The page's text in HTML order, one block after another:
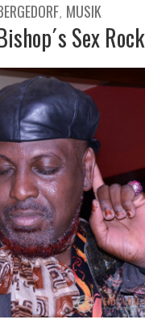
, MUSIK
Sex Rock